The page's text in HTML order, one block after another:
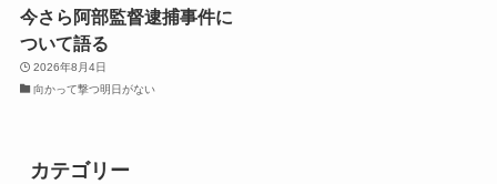
今さら阿部監督逮捕事件に
ついて語る
2026年8月4日
向かって撃つ明日がない
カテゴリー